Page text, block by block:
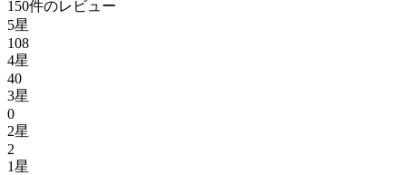
150件のレビュー
5星
108
4星
40
3星
0
2星
2
1星